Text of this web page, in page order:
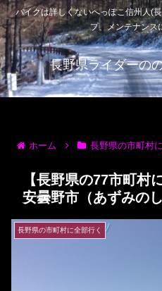
バイクは詳しくないへっぽこ信州人(
プ、メンテナンス
長野県ライダーの
ホーム 長野県の市町村
【長野県の77市町村
安曇野市（あずみのし
長野県の市町村に全部行く